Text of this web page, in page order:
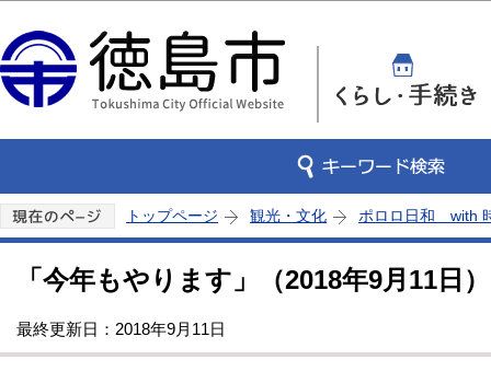
トップページ 観光・文化 ポロロ日和 with
「今年もやります」（2018年9月11日）
最終更新日：2018年9月11日